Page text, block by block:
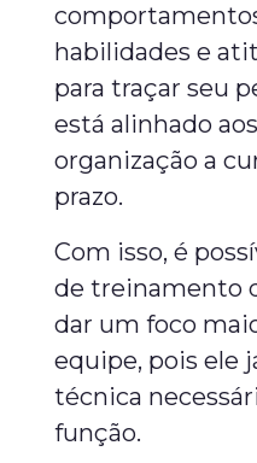
habilidades e
para traçar seu
está alinhado
organização a
prazo.
Com isso, é
de treinamento
dar um foco
equipe, pois ele
técnica
função.